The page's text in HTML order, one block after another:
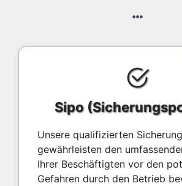
Sipo
Unsere qualifizierten
gewährleisten den
Ihrer Beschäftigten vor den
Gefahren durch den Betrieb